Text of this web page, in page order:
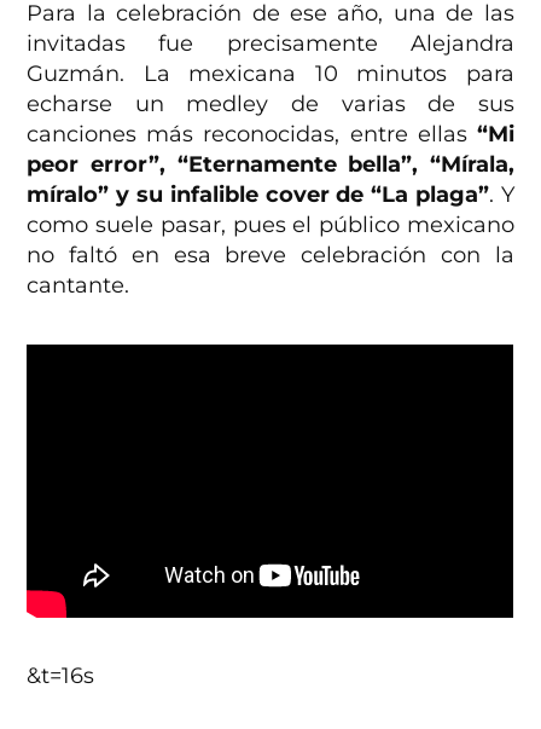
Para la celebración de ese año, una de las
invitadas fue precisamente Alejandra
Guzmán. La mexicana 10 minutos para
echarse un medley de varias de sus
canciones más reconocidas, entre ellas “Mi
peor error”, “Eternamente bella”, “Mírala,
míralo” y su infalible cover de “La plaga”. Y
como suele pasar, pues el público mexicano
no faltó en esa breve celebración con la
cantante.
&t=16s